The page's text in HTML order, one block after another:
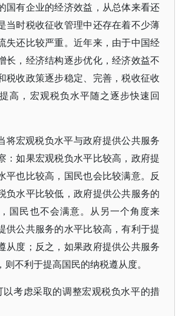
国有企业的经济效益，从总体来看还
当时税收征收管理中还存在着不少薄
失还比较严重。近年来，由于中国经
长，经济结构逐步优化，经济效益不
税收政策逐步稳定、完善，税收征收
高，宏观税负水平随之逐步快速回
将宏观税负水平与政府提供公共服务
：如果宏观税负水平比较高，政府提
平也比较高，国民也会比较满意。反
负水平比较低，政府提供公共服务的
国民也不会满意。从另一个角度来
供公共服务的水平比较高，有利于提
从度；反之，如果政府提供公共服务
则不利于提高国民的纳税遵从度。
以考虑采取的调整宏观税负水平的措